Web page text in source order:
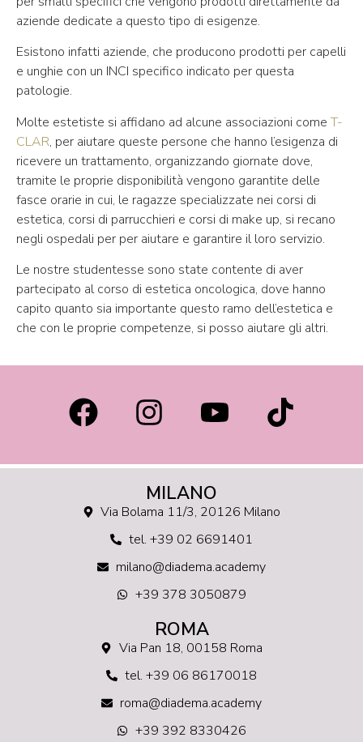
aziende dedicate a questo tipo di esigenze.
Esistono infatti aziende, che producono prodotti per capelli
e unghie con un INCI specifico indicato per questa
patologie.
Molte estetiste si affidano ad alcune associazioni comeT-
CLAR, per aiutare queste persone che hanno l’esigenza di
ricevere un trattamento, organizzando giornate dove,
tramite le proprie disponibilità vengono garantite delle
fasce orarie in cui, le ragazze specializzate nei corsi di
estetica, corsi di parrucchieri e corsi di make up, si recano
negli ospedali per per aiutare e garantire il loro servizio.
Le nostre studentesse sono state contente di aver
partecipato al corso di estetica oncologica, dove hanno
capito quanto sia importante questo ramo dell’estetica e
che con le proprie competenze, si posso aiutare gli altri.
MILANO
Via Bolama 11/3, 20126 Milano
tel. +39 02 6691401
milano@diadema.academy
+39 378 3050879
ROMA
Via Pan 18, 00158 Roma
tel. +39 06 86170018
roma@diadema.academy
+39 392 8330426